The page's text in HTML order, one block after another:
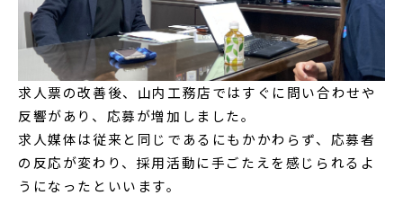
求人票の改善後、山内工務店ではすぐに問い合わせや
反響があり、応募が増加しました。
求人媒体は従来と同じであるにもかかわらず、応募者
の反応が変わり、採用活動に手ごたえを感じられるよ
うになったといいます。